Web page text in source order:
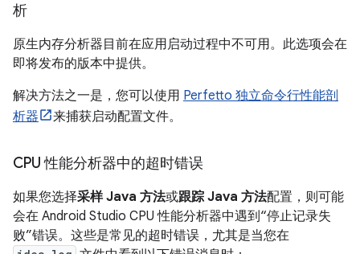
析
原生内存分析器目前在应用启动过程中不可用。此选项会在
即将发布的版本中提供。
解决方法之一是，您可以使用 Perfetto 独立命令行性能剖
析器
来捕获启动配置文件。
CPU 性能分析器中的超时错误
如果您选择采样 Java 方法或跟踪 Java 方法配置，则可能
会在 Android Studio CPU 性能分析器中遇到“停止记录失
败”错误。这些是常见的超时错误，尤其是当您在